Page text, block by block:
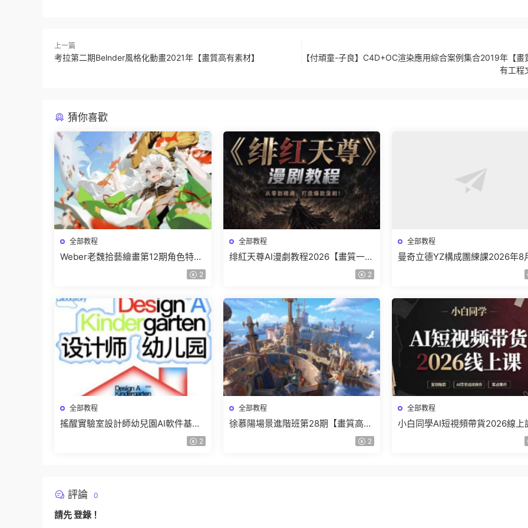
上一篇
考拉第二期Belnder風格化動畫2021年【畫質高有素材】
【付頑童-子良】C4D+OC渲染應用綜合案例集合2019年【畫
有工程
猜你喜歡
全部教程
Weber老魏拾藝繪畫第12期角色特訓
2
全部教程
绯紅天尊AI漫劇教程2026【畫質一般
2
全部教程
曼奇立德YZ構成團練課2026年8
全部教程
搖醒實驗室設計師幼兒園AI軟件基礎
2
全部教程
徐慕陽場景進階班第28期【畫質高清
2
全部教程
小白同學AI短視頻帶貨2026線上
評論 0
請先登錄 ！